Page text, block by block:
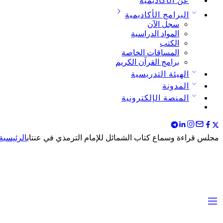
البرامج الأكاديمية
سجل الآن
المواد الدراسية
الكتب
المساقات الخاصة
برامج القرآن الكريم
الهيئة التدريسية
المدونة
المنصة الإلكترونية
مجلس قراءة وسماع كتاب الشمائل للإمام الترمذي في عنتابالرئيسية